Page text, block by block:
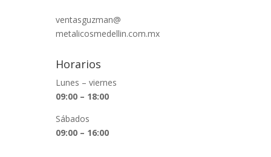
ventasguzman@
metalicosmedellin.com.mx
Horarios
Lunes – viernes
09:00 – 18:00
Sábados
09:00 – 16:00